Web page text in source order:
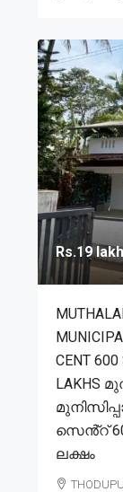
Rs.19 lakh
CENT 600
LAKHS
സെൻ്റ്
ലക്ഷം